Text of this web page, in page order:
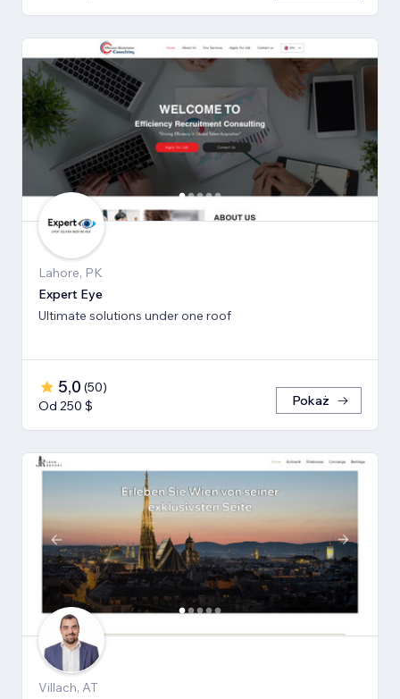
Lahore, PK
Expert Eye
Ultimate solutions under one roof
5,0 (50)
Od 250 $
Pokaż
Villach, AT